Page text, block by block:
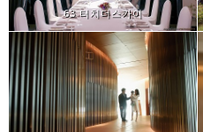
63 터치더스카이